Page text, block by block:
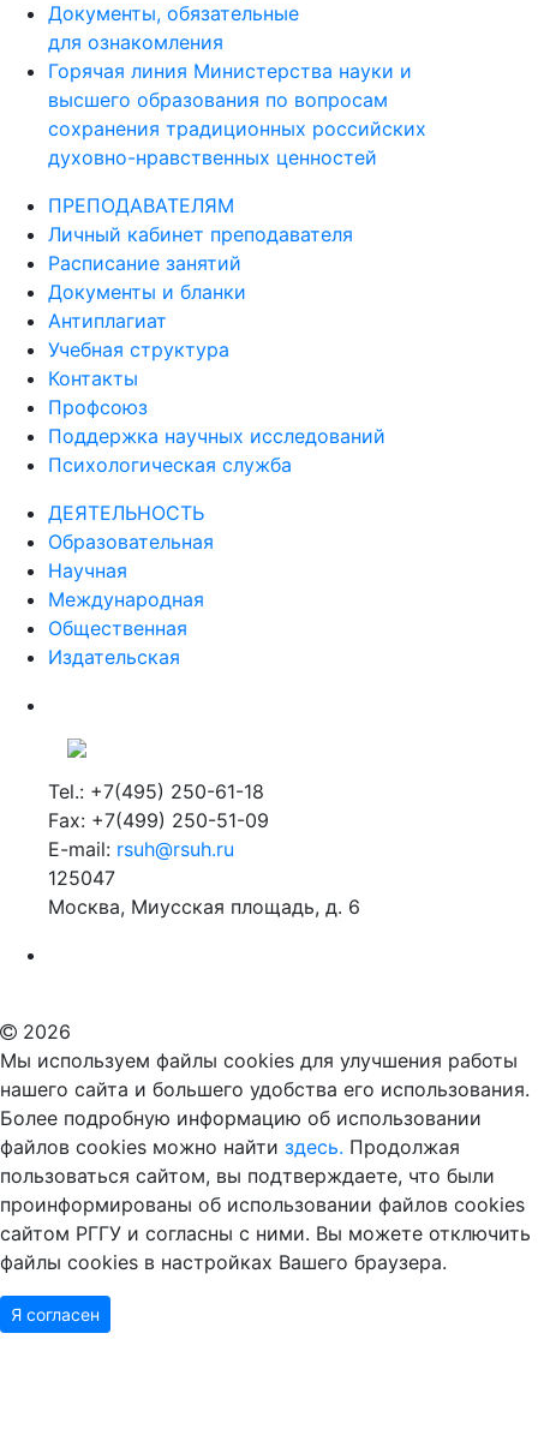
Документы, обязательные
для ознакомления
Горячая линия Министерства науки и
высшего образования по вопросам
сохранения традиционных российских
духовно-нравственных ценностей
ПРЕПОДАВАТЕЛЯМ
Личный кабинет преподавателя
Расписание занятий
Документы и бланки
Антиплагиат
Учебная структура
Контакты
Профсоюз
Поддержка научных исследований
Психологическая служба
ДЕЯТЕЛЬНОСТЬ
Образовательная
Научная
Международная
Общественная
Издательская
Tel.: +7(495) 250-61-18
Fax: +7(499) 250-51-09
E-mail: rsuh@rsuh.ru
125047
Москва, Миусская площадь, д. 6
2026
Мы используем файлы cookies для улучшения работы
нашего сайта и большего удобства его использования.
Более подробную информацию об использовании
файлов cookies можно найти здесь. Продолжая
пользоваться сайтом, вы подтверждаете, что были
проинформированы об использовании файлов cookies
сайтом РГГУ и согласны с ними. Вы можете отключить
файлы cookies в настройках Вашего браузера.
Я согласен